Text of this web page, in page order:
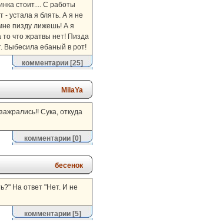
стоит.... С работы
устала я блять. А я не
пизду лижешь! А я
то что жратвы нет! Пизда
Выбесила ебаный в рот!
комментарии [25]
MilaYa
Сука, откуда
комментарии[0]
бесенок
На ответ "Нет. И не
комментарии[5]